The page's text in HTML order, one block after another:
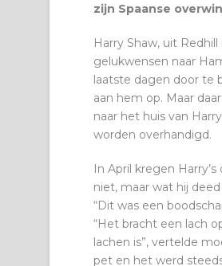
zijn Spaanse
Harry Shaw, uit
gelukwensen naar
laatste dagen door te
aan hem op. Maar
naar het huis van
worden overhandigd.
In April kregen
niet, maar wat hij
“Dit was een
“Het bracht een lach
lachen is”, vertelde
pet en het werd